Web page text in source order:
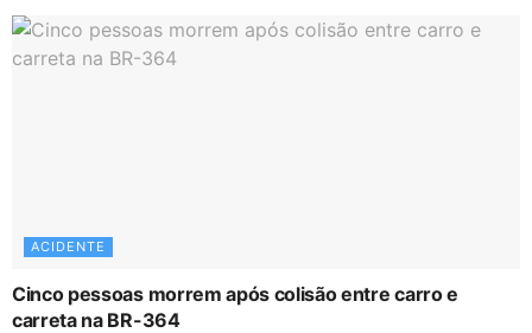
ACIDENTE
Cinco pessoas morrem após colisão entre carro e
carreta na BR-364